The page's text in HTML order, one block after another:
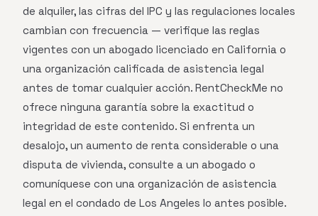
de alquiler, las cifras del IPC y las regulaciones locales
cambian con frecuencia — verifique las reglas
vigentes con un abogado licenciado en California o
una organización calificada de asistencia legal
antes de tomar cualquier acción. RentCheckMe no
ofrece ninguna garantía sobre la exactitud o
integridad de este contenido. Si enfrenta un
desalojo, un aumento de renta considerable o una
disputa de vivienda, consulte a un abogado o
comuníquese con una organización de asistencia
legal en el condado de Los Angeles lo antes posible.